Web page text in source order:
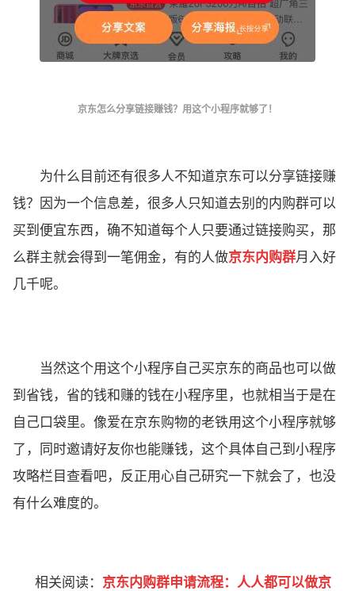
京东怎么分享链接赚钱？用这个小程序就够了！
为什么目前还有很多人不知道京东可以分享链接赚
钱？因为一个信息差，很多人只知道去别的内购群可以
买到便宜东西，确不知道每个人只要通过链接购买，那
么群主就会得到一笔佣金，有的人做京东内购群月入好
几千呢。
当然这个用这个小程序自己买京东的商品也可以做
到省钱，省的钱和赚的钱在小程序里，也就相当于是在
自己口袋里。像爱在京东购物的老铁用这个小程序就够
了，同时邀请好友你也能赚钱，这个具体自己到小程序
攻略栏目查看吧，反正用心自己研究一下就会了，也没
有什么难度的。
相关阅读： 京东内购群申请流程：人人都可以做京